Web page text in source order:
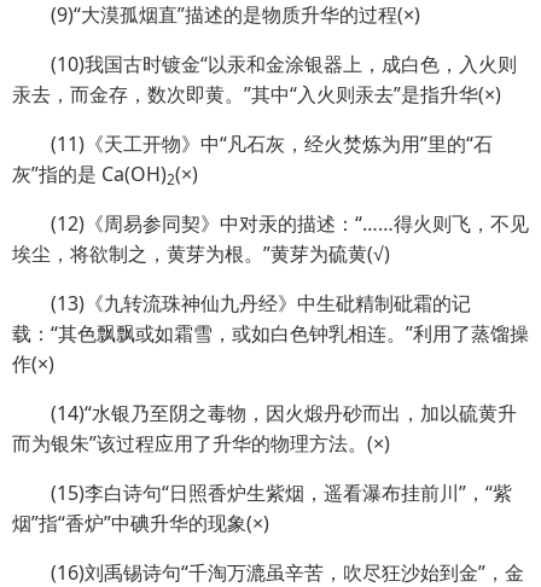
(9)“大漠孤烟直”描述的是物质升华的过程(×)
(10)我国古时镀金“以汞和金涂银器上，成白色，入火则
汞去，而金存，数次即黄。”其中“入火则汞去”是指升华(×)
(11)《天工开物》中“凡石灰，经火焚炼为用”里的“石
灰”指的是 Ca(OH)2(×)
(12)《周易参同契》中对汞的描述：“……得火则飞，不见
埃尘，将欲制之，黄芽为根。”黄芽为硫黄(√)
(13)《九转流珠神仙九丹经》中生砒精制砒霜的记
载：“其色飘飘或如霜雪，或如白色钟乳相连。”利用了蒸馏操
作(×)
(14)“水银乃至阴之毒物，因火煅丹砂而出，加以硫黄升
而为银朱”该过程应用了升华的物理方法。(×)
(15)李白诗句“日照香炉生紫烟，遥看瀑布挂前川”，“紫
烟”指“香炉”中碘升华的现象(×)
(16)刘禹锡诗句“千淘万漉虽辛苦，吹尽狂沙始到金”，金